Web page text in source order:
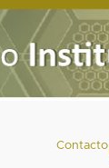
Contacto